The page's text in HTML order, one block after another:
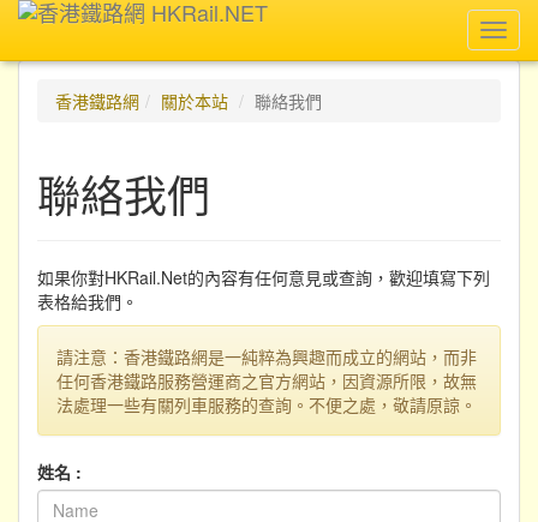
香港鐵路網
關於本站 聯絡我們
聯絡我們
如果你對HKRail.Net的內容有任何意見或查詢，歡迎填寫下列
表格給我們。
請注意：香港鐵路網是一純粹為興趣而成立的網站，而非
任何香港鐵路服務營運商之官方網站，因資源所限，故無
法處理一些有關列車服務的查詢。不便之處，敬請原諒。
姓名 :